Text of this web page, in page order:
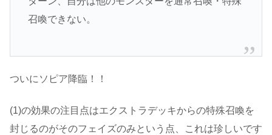
召喚できない。
ついにソピア降臨！！
(1)の効果の注目点はエクストラデッキからの特殊召喚を
封じるのがそのフェイズのみという点、これは珍しいです